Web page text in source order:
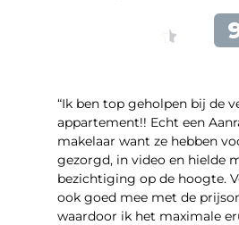
“Ik ben top geholpen bij de
appartement!! Echt een
makelaar want ze hebben
gezorgd, in video en hielde
bezichtiging op de hoogte.
ook goed mee met de
waardoor ik het maximale